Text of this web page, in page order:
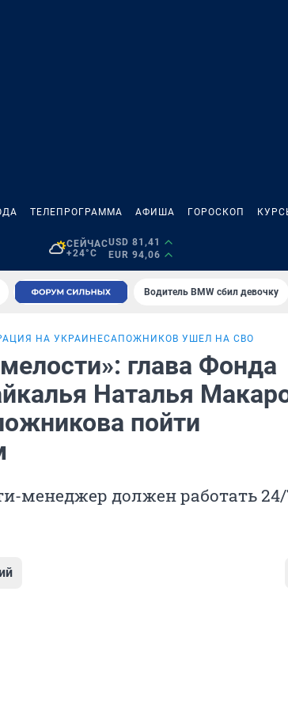
ТЕЛЕПРОГРАММА АФИША ГОРОСКОП
СЕЙЧАС
+24°C
USD 81,41
EUR 94,06
Водитель BMW сбил девочку
НА УКРАИНЕСАПОЖНИКОВ УШЕЛ НА СВО
глава Фонда
Наталья
пойти
менеджер должен работать